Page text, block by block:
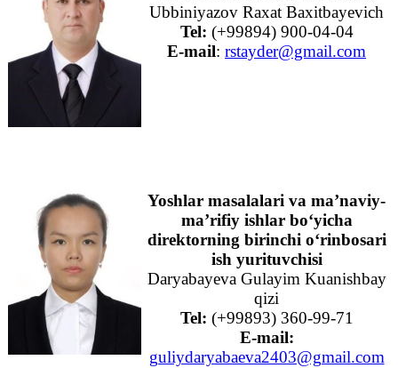
Ubbiniyazov Raxat Baxitbayevich
Tel: (+99894) 900-04-04
E-mail: rstayder@gmail.com
Yoshlar masalalari va ma’naviy-
ma’rifiy ishlar bo‘yicha
direktorning birinchi o‘rinbosari
ish yurituvchisi
Daryabayeva Gulayim Kuanishbay
qizi
Tel: (+99893) 360-99-71
E-mail:
guliydaryabaeva2403@gmail.com